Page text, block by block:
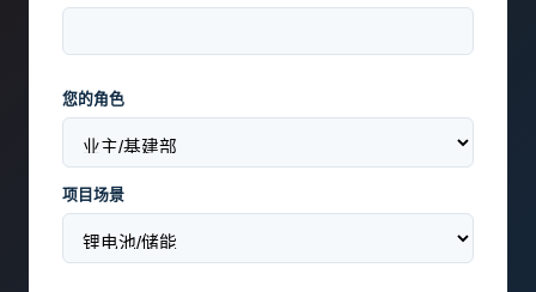
您的角色
项目场景